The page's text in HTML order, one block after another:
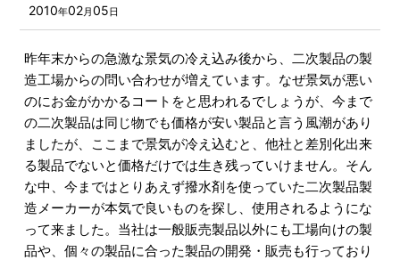
2010年02月05日
昨年末からの急激な景気の冷え込み後から、二次製品の製
造工場からの問い合わせが増えています。なぜ景気が悪い
のにお金がかかるコートをと思われるでしょうが、今まで
の二次製品は同じ物でも価格が安い製品と言う風潮があり
ましたが、ここまで景気が冷え込むと、他社と差別化出来
る製品でないと価格だけでは生き残っていけません。そん
な中、今まではとりあえず撥水剤を使っていた二次製品製
造メーカーが本気で良いものを探し、使用されるようにな
って来ました。当社は一般販売製品以外にも工場向けの製
品や、個々の製品に合った製品の開発・販売も行っており